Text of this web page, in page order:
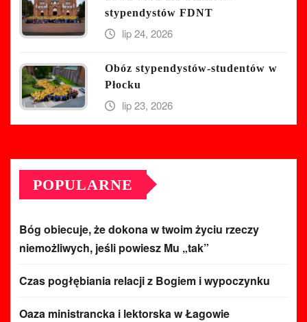
stypendystów FDNT
lip 24, 2026
Obóz stypendystów-studentów w
Płocku
lip 23, 2026
POPULARNE
Bóg obiecuje, że dokona w twoim życiu rzeczy
niemożliwych, jeśli powiesz Mu „tak”
Czas pogłębiania relacji z Bogiem i wypoczynku
Oaza ministrancka i lektorska w Łagowie